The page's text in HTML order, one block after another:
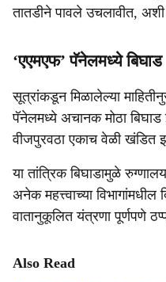
तातडीने पावले उचलावीत,
‘एएमएफ’ पॅनेलमध्ये बिघाड
सूत्रांकडून मिळालेल्या
पॅनेलमध्ये अचानक मोठा बिघाड
वीजपुरवठा एकाच वेळी खंडित
या तांत्रिक बिघाडामुळे
अनेक महत्त्वाच्या
वातानुकूलित यंत्रणा पूर्णपणे
Also Read